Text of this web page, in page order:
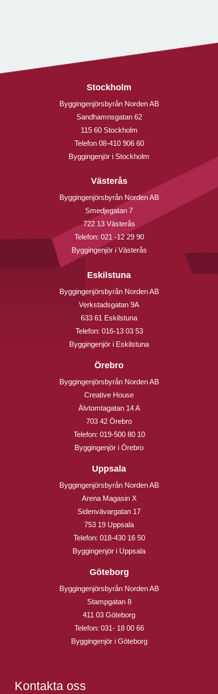
Stockholm
Byggingenjörsbyrån Norden AB
Sandhamnsgatan 62
115 60 Stockholm
Telefon 08-410 906 60
Byggingenjör i Stockholm
Västerås
Byggingenjörsbyrån Norden AB
Smedjegatan 7
722 13 Västerås
Telefon: 021 -12 29 90
Byggingenjör i Västerås
Eskilstuna
Byggingenjörsbyrån Norden AB
Verkstadsgatan 9A
633 61 Eskilstuna
Telefon: 016-13 03 53
Byggingenjör i Eskilstuna
Örebro
Byggingenjörsbyrån Norden AB
Creative House
Älvtomtagatan 14 A
703 42 Örebro
Telefon: 019-500 80 10
Byggingenjör i Örebro
Uppsala
Byggingenjörsbyrån Norden AB
Arena Magasin X
Sidenvävargatan 17
753 19 Uppsala
Telefon: 018-430 16 50
Byggingenjör i Uppsala
Göteborg
Byggingenjörsbyrån Norden AB
Stampgatan 8
411 03 Göteborg
Telefon: 031- 18 00 66
Byggingenjör i Göteborg
Kontakta oss